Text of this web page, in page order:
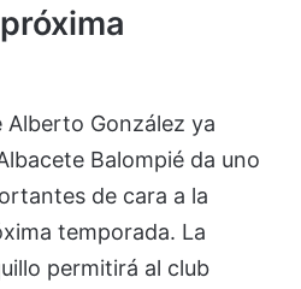
González ya
Balompié da uno
de cara a la
temporada. La
permitirá al club